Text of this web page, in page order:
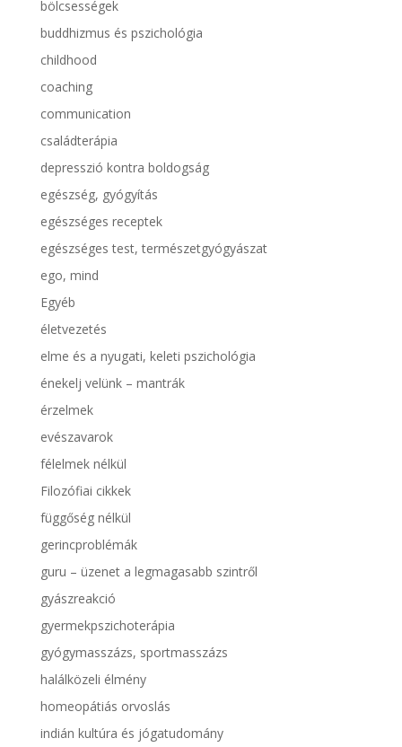
bölcsességek
buddhizmus és pszichológia
childhood
coaching
communication
családterápia
depresszió kontra boldogság
egészség, gyógyítás
egészséges receptek
egészséges test, természetgyógyászat
ego, mind
Egyéb
életvezetés
elme és a nyugati, keleti pszichológia
énekelj velünk – mantrák
érzelmek
evészavarok
félelmek nélkül
Filozófiai cikkek
függőség nélkül
gerincproblémák
guru – üzenet a legmagasabb szintről
gyászreakció
gyermekpszichoterápia
gyógymasszázs, sportmasszázs
halálközeli élmény
homeopátiás orvoslás
indián kultúra és jógatudomány